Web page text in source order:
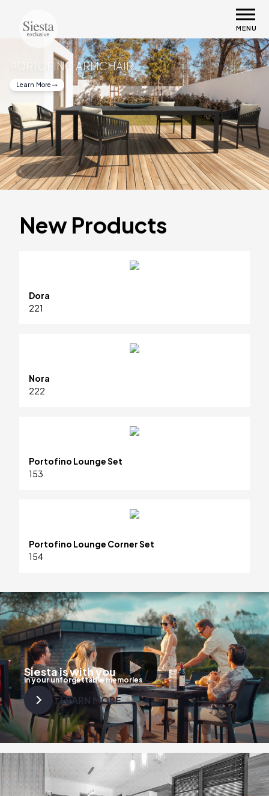
PORTOFINO ARMCHAIR
Learn More
New Products
Dora
221
Nora
222
Portofino Lounge Set
153
Portofino Lounge Corner Set
154
Siesta is with you
in your unforgettable memories
LEARN MORE
MENU